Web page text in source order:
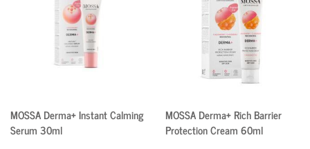
MOSSA Derma+ Instant Calming
Serum 30ml
MOSSA Derma+ Rich Barrier
Protection Cream 60ml